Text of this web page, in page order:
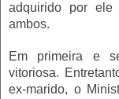
adquirido por ele
ambos.
Em primeira e
vitoriosa.
ex-marido, o